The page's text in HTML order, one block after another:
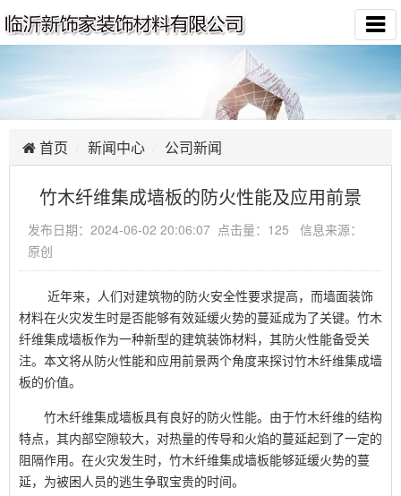
首页 新闻中心 公司新闻
竹木纤维集成墙板的防火性能及应用前景
发布日期：2024-06-02 20:06:07 点击量：125 信息来源：
原创
近年来，人们对建筑物的防火安全性要求提高，而墙面装饰
材料在火灾发生时是否能够有效延缓火势的蔓延成为了关键。竹木
纤维集成墙板作为一种新型的建筑装饰材料，其防火性能备受关
注。本文将从防火性能和应用前景两个角度来探讨竹木纤维集成墙
板的价值。
竹木纤维集成墙板具有良好的防火性能。由于竹木纤维的结构
特点，其内部空隙较大，对热量的传导和火焰的蔓延起到了一定的
阻隔作用。在火灾发生时，竹木纤维集成墙板能够延缓火势的蔓
延，为被困人员的逃生争取宝贵的时间。